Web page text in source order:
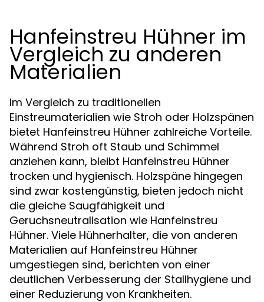
Hanfeinstreu Hühner im
Vergleich zu anderen
Materialien
Im Vergleich zu traditionellen
Einstreumaterialien wie Stroh oder Holzspänen
bietet Hanfeinstreu Hühner zahlreiche Vorteile.
Während Stroh oft Staub und Schimmel
anziehen kann, bleibt Hanfeinstreu Hühner
trocken und hygienisch. Holzspäne hingegen
sind zwar kostengünstig, bieten jedoch nicht
die gleiche Saugfähigkeit und
Geruchsneutralisation wie Hanfeinstreu
Hühner. Viele Hühnerhalter, die von anderen
Materialien auf Hanfeinstreu Hühner
umgestiegen sind, berichten von einer
deutlichen Verbesserung der Stallhygiene und
einer Reduzierung von Krankheiten.